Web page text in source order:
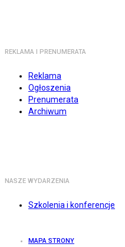
REKLAMA I PRENUMERATA
Reklama
Ogłoszenia
Prenumerata
Archiwum
NASZE WYDARZENIA
Szkolenia i konferencje
MAPA STRONY